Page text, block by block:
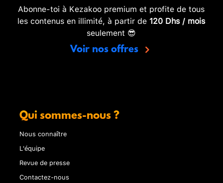
Abonne-toi à Kezakoo premium et profite de tous
les contenus en illimité, à partir de 120 Dhs / mois
seulement 😎
Voir nos offres
Qui sommes-nous ?
Nous connaître
L'équipe
Revue de presse
Contactez-nous